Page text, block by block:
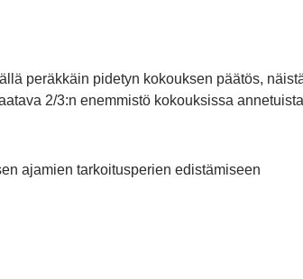
peräkkäin pidetyn kokouksen päätös,
2/3:n enemmistö kokouksissa annetuista
ajamien tarkoitusperien edistämiseen